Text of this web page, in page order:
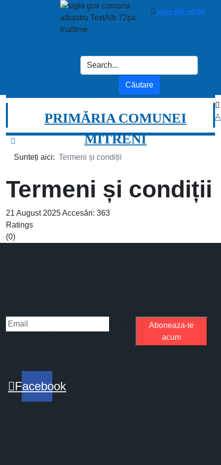
spre site vechi
PRIMĂRIA COMUNEI
MITRENI
Sunteți aici: Termeni și condiții
Termeni și condiții
21 August 2025Accesări: 363
Ratings
(0)
Aboneaza-te
acum
Facebook